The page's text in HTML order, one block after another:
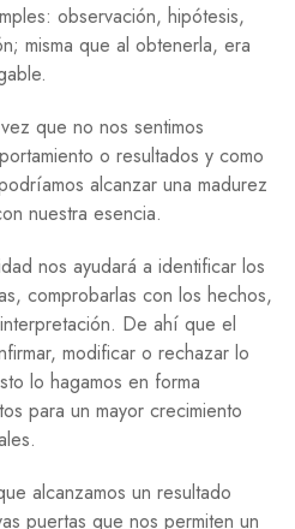
observación, hipótesis,
misma que al obtenerla, era
que no nos sentimos
o resultados y como
alcanzar una madurez
nuestra esencia.
nos ayudará a identificar los
comprobarlas con los hechos,
De ahí que el
modificar o rechazar lo
lo hagamos en forma
para un mayor crecimiento
alcanzamos un resultado
puertas que nos permiten un